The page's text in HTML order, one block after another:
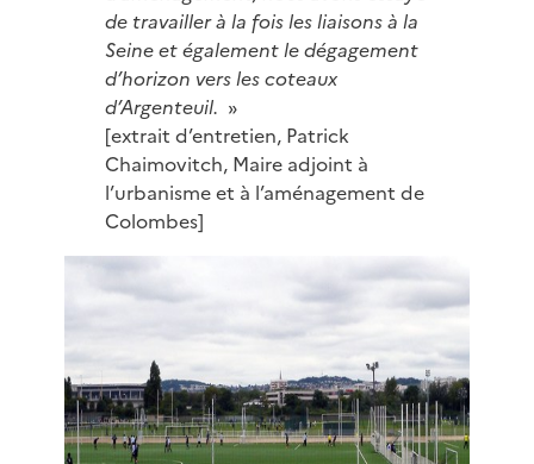
de travailler à la fois les liaisons à la
Seine et également le dégagement
d’horizon vers les coteaux
d’Argenteuil. »
[extrait d’entretien, Patrick
Chaimovitch, Maire adjoint à
l’urbanisme et à l’aménagement de
Colombes]